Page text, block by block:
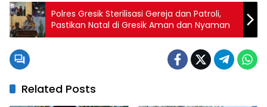
Polres Gresik Sterilisasi Gereja dan Patroli,
Pastikan Natal di Gresik Aman dan Nyaman
Related Posts